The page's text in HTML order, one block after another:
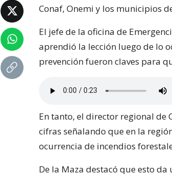
Conaf, Onemi y los municipios
El jefe de la oficina de
aprendió la lección luego de lo
prevención fueron claves para
En tanto, el director regional de
cifras señalando que en la
ocurrencia de incendios
De la Maza destacó que esto